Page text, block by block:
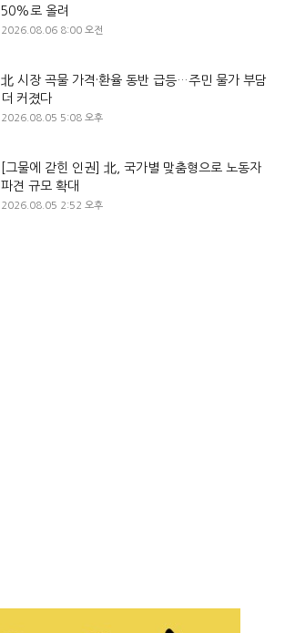
50%로 올려
2026.08.06 8:00 오전
北 시장 곡물 가격·환율 동반 급등…주민 물가 부담
더 커졌다
2026.08.05 5:08 오후
[그물에 갇힌 인권] 北, 국가별 맞춤형으로 노동자
파견 규모 확대
2026.08.05 2:52 오후